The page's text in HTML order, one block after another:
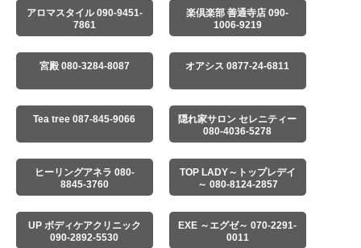
アロマスタイル 090-9451-
7861
楽倶楽部 善通寺店 090-
1006-9219
宮殿 080-3284-8087 オアシス 0877-24-6811
Tea tree 087-845-9066
隠れ家サロン セレニティー
080-4036-5278
ヒーリングアネラ 080-
8845-3760
TOP LADY～トップレデイ
～ 080-8124-2857
UP ボディケアクリニック
090-2892-5530
EXE ～エグゼ～ 070-2291-
0011